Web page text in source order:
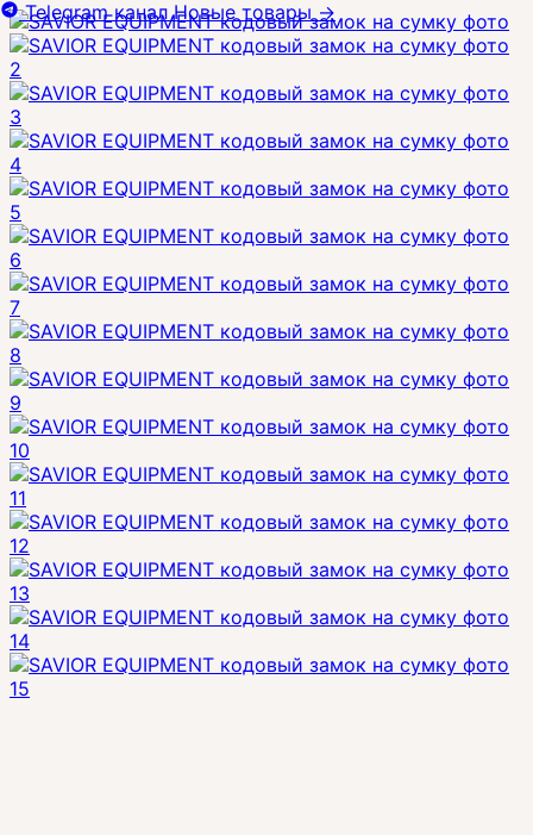
Telegram канал Новые товары→